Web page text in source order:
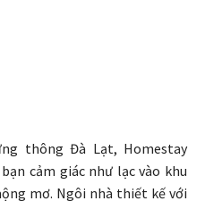
thông Đà Lạt, Homestay
cảm giác như lạc vào khu
mơ. Ngôi nhà thiết kế với